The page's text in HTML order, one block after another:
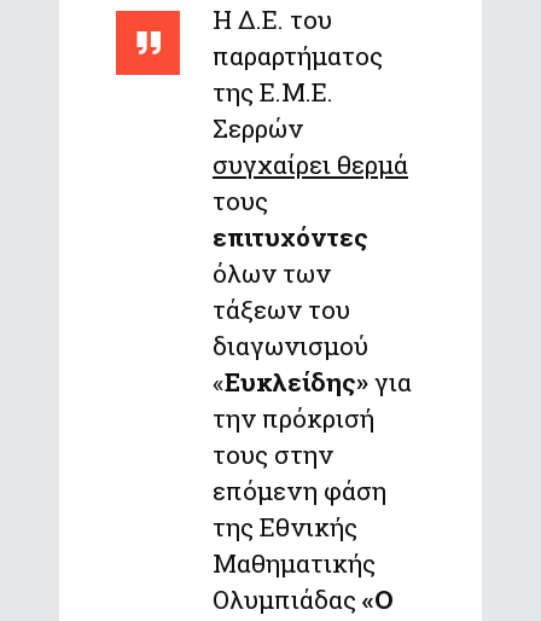
Η Δ.Ε. του
παραρτήματος
της Ε.Μ.Ε.
Σερρών
συγχαίρει θερμά
τους
επιτυχόντες
όλων των
τάξεων του
διαγωνισμού
«Ευκλείδης»για
την πρόκρισή
τους στην
επόμενη φάση
της Εθνικής
Μαθηματικής
Ολυμπιάδας «Ο